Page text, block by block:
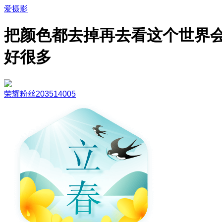
爱摄影
把颜色都去掉再去看这个世界
好很多
荣耀粉丝203514005